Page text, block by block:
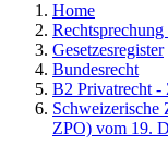
Home
Gesetzesregister
Bundesrecht
B2 Privatrecht -
Schweizerische
ZPO) vom 19.